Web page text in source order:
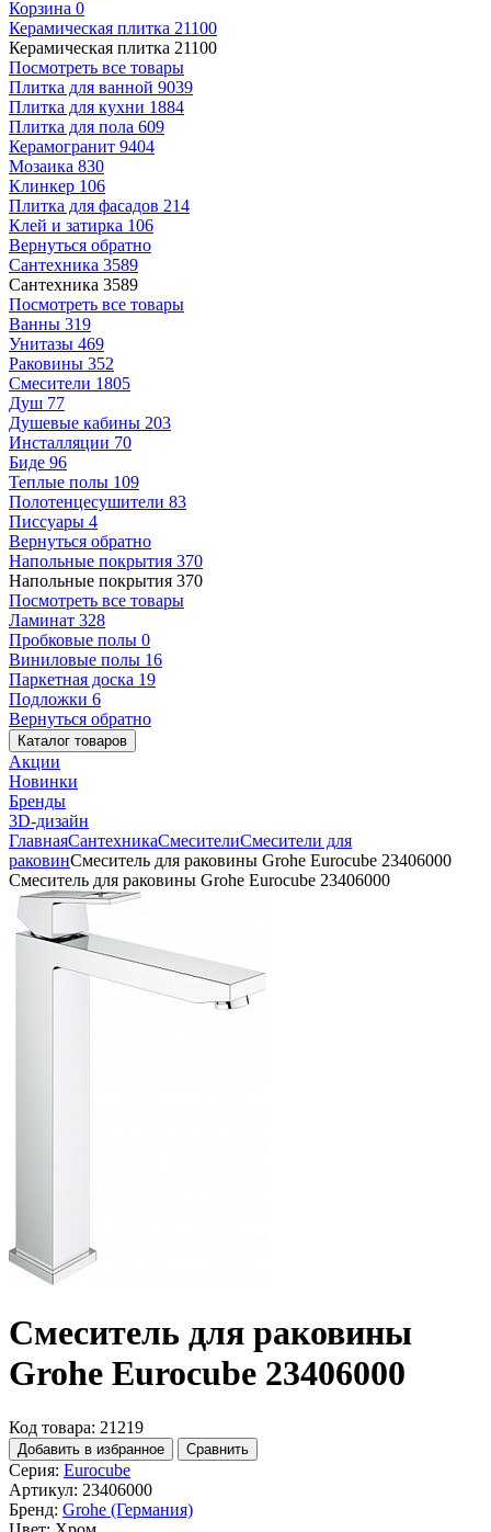
Корзина 0
Керамическая плитка 21100
Керамическая плитка 21100
Посмотреть все товары
Плитка для ванной 9039
Плитка для кухни 1884
Плитка для пола 609
Керамогранит 9404
Мозаика 830
Клинкер 106
Плитка для фасадов 214
Клей и затирка 106
Вернуться обратно
Сантехника 3589
Сантехника 3589
Посмотреть все товары
Ванны 319
Унитазы 469
Раковины 352
Смесители 1805
Душ 77
Душевые кабины 203
Инсталляции 70
Биде 96
Теплые полы 109
Полотенцесушители 83
Писсуары 4
Вернуться обратно
Напольные покрытия 370
Напольные покрытия 370
Посмотреть все товары
Ламинат 328
Пробковые полы 0
Виниловые полы 16
Паркетная доска 19
Подложки 6
Вернуться обратно
Каталог товаров
Акции
Новинки
Бренды
3D-дизайн
ГлавнаяСантехникаСмесителиСмесители для
раковинСмеситель для раковины Grohe Eurocube 23406000
Смеситель для раковины Grohe Eurocube 23406000
Смеситель для раковины
Grohe Eurocube 23406000
Код товара: 21219
Добавить в избранное Сравнить
Серия: Eurocube
Артикул: 23406000
Бренд: Grohe (Германия)